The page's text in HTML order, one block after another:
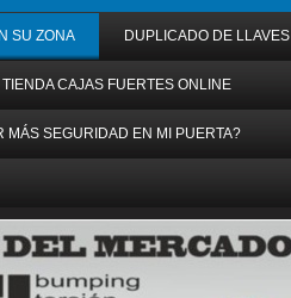
SU ZONA DUPLICADO DE LLAVES
TIENDA CAJAS FUERTES ONLINE
MÁS SEGURIDAD EN MI PUERTA?